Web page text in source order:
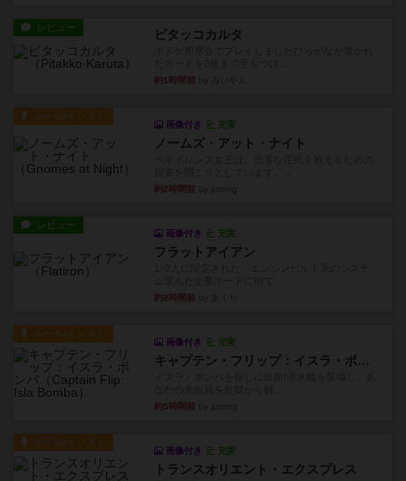
レビュー ピタッコカルタ
約1時間前
ルール/インスト
画像付き 充実
ノームズ・アット・ナイト
約2時間前
レビュー
画像付き 充実
フラットアイアン
約2時間前
ルール/インスト
画像付き 充実
キャプテン・フリップ：イスラ・ボンバ
約5時間前
ルール/インスト
画像付き 充実
トランスオリエント・エクスプレス